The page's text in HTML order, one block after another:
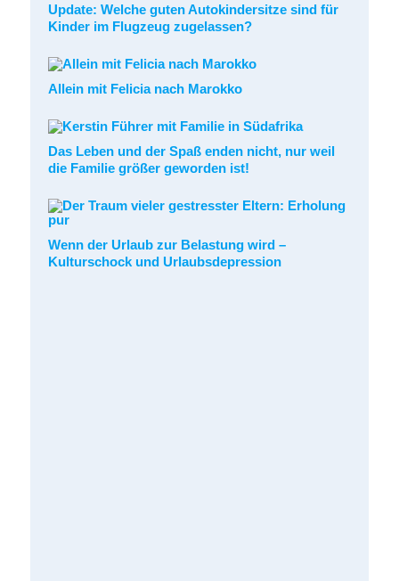
Update: Welche guten Autokindersitze sind für
Kinder im Flugzeug zugelassen?
Allein mit Felicia nach Marokko
Das Leben und der Spaß enden nicht, nur weil
die Familie größer geworden ist!
Wenn der Urlaub zur Belastung wird –
Kulturschock und Urlaubsdepression